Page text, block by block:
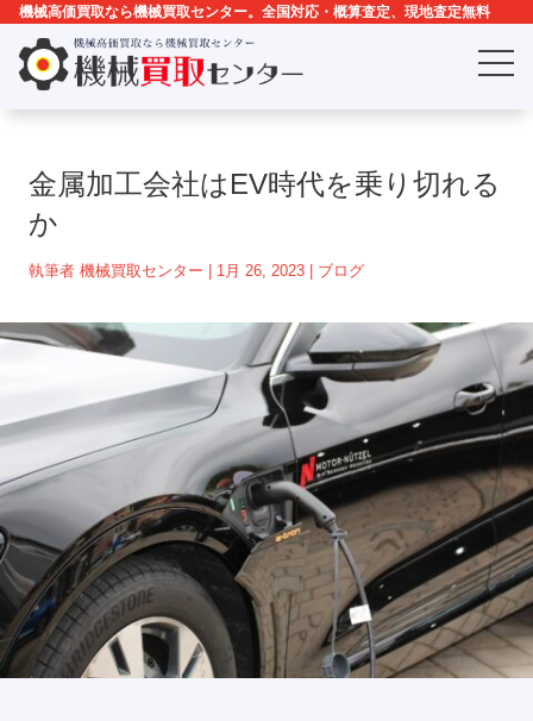
機械高価買取なら機械買取センター。全国対応・概算査定、現地査定無料
金属加工会社はEV時代を乗り切れる
か
執筆者 機械買取センター 1月 26, 2023 ブログ